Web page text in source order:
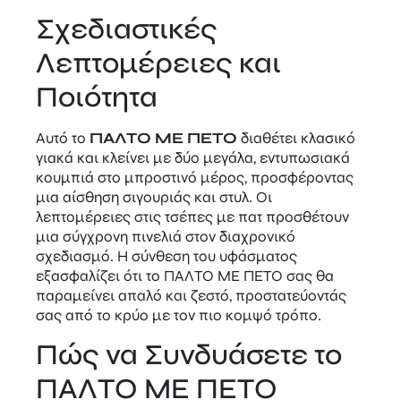
Σχεδιαστικές
Λεπτομέρειες και
Ποιότητα
Αυτό το ΠΑΛΤΟ ΜΕ ΠΕΤΟ διαθέτει κλασικό
γιακά και κλείνει με δύο μεγάλα, εντυπωσιακά
κουμπιά στο μπροστινό μέρος, προσφέροντας
μια αίσθηση σιγουριάς και στυλ. Οι
λεπτομέρειες στις τσέπες με πατ προσθέτουν
μια σύγχρονη πινελιά στον διαχρονικό
σχεδιασμό. Η σύνθεση του υφάσματος
εξασφαλίζει ότι το ΠΑΛΤΟ ΜΕ ΠΕΤΟ σας θα
παραμείνει απαλό και ζεστό, προστατεύοντάς
σας από το κρύο με τον πιο κομψό τρόπο.
Πώς να Συνδυάσετε το
ΠΑΛΤΟ ΜΕ ΠΕΤΟ